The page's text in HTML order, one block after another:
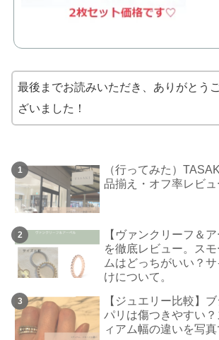
最後までお読みいただき、ありがとう
ざいました！
（行ってみた）
品揃え・オフ率レビュ
【ヴァンクリーフ＆
を徹底レビュー。ス
ムはどっちがいい？
けについて。
【ジュエリー比較】
パリは傷つきやすい
ィアム幅の違いを写真